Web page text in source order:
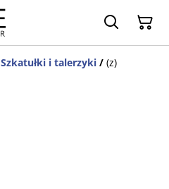
Szkatułki i talerzyki / (z)